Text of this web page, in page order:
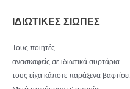
ΙΔΙΩΤΙΚΕΣ ΣΙΩΠΕΣ
Τους ποιητές
ανασκαφείς σε ιδιωτικά συρτάρια
τους είχα κάποτε παράξενα βαφτίσει.